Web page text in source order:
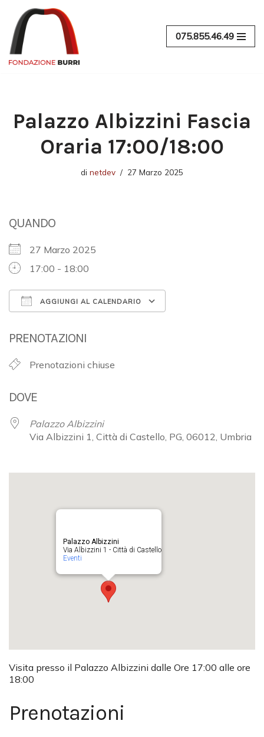
Vai
al
contenuto
075.855.46.49
Palazzo Albizzini Fascia
Oraria 17:00/18:00
di netdev 27 Marzo 2025
QUANDO
27 Marzo 2025
17:00 - 18:00
AGGIUNGI AL CALENDARIO
PRENOTAZIONI
Prenotazioni chiuse
DOVE
Palazzo Albizzini
Via Albizzini 1, Città di Castello, PG, 06012, Umbria
Palazzo Albizzini
Via Albizzini 1 - Città di Castello
Eventi
Visita presso il Palazzo Albizzini dalle Ore 17:00 alle ore
18:00
Prenotazioni